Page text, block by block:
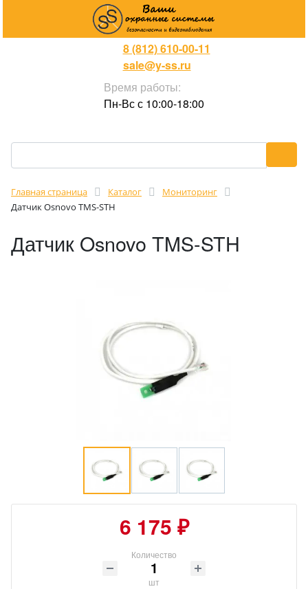
8 (812) 610-00-11
sale@y-ss.ru
Время работы:
Пн-Вс с 10:00-18:00
Главная страница Каталог
Мониторинг
Датчик Osnovo TMS-STH
Датчик Osnovo TMS-STH
6 175 ₽
Количество
шт